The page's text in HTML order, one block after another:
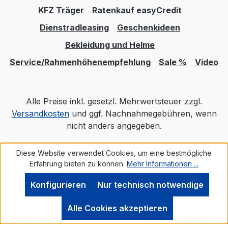
Erwachsenenfahrrad Produktkategorie: E-
Rahmenform: Trapez Rahmengröße
(Wert): 500 mm Rahmenhöhe:
Rahmenmaterial: Aluminium
Rahmenspezifikation: 6061 Aluminium,
Rückleuchte: FUXON R-Glow EB, mit COB
technologie Rücktrittbremse: nein Sattel:
ZECURE Comfort Men/ Comfort Women /
Comfort Plus Sattelstütze: Ø 31,6mm
Schalthebel: FIT Remote eShift 12
GangSchaltungsart Schaltungsart:
Tretlagergetriebe Schutzbleche:
SunnyWheel 65mm Ständer: PLETSCHER
Comp Flex 40 Steuersatz: FSA ACR ZS
KFZ Träger
Ratenkauf easyCredit
Dienstradleasing
Geschenkideen
Bekleidung und Helme
Service/Rahmenhöhenempfehlung
Sale % Video
Alle Preise inkl. gesetzl. Mehrwertsteuer zzgl.
Versandkostenund ggf. Nachnahmegebühren, wenn
nicht anders angegeben.
Realisiert mit Shopware
Diese Website verwendet Cookies, um eine bestmögliche
Erfahrung bieten zu können. Mehr Informationen ...
Nur technisch notwendige
Konfigurieren
Alle Cookies akzeptieren